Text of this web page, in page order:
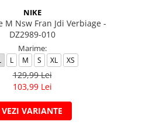
NIKE
M Nsw Fran Jdi Verbiage -
DZ2989-010
Marime:
L M S XL XS
129,99 Lei
103,99 Lei
VEZI VARIANTE